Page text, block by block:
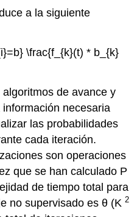
a la siguiente
\frac{f_{k}(t) * b_{k}
de avance y
necesaria
las probabilidades
cada iteración.
son operaciones
que se han calculado P
de tiempo total para
no supervisado es θ (K2